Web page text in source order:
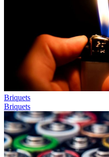
Briquets
Briquets